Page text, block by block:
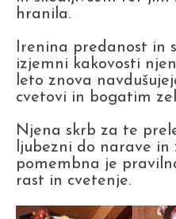
hranila.
Irenina predanost in
izjemni kakovosti
leto znova
cvetovi in bogatim
Njena skrb za te
ljubezni do narave in
pomembna je
rast in cvetenje.